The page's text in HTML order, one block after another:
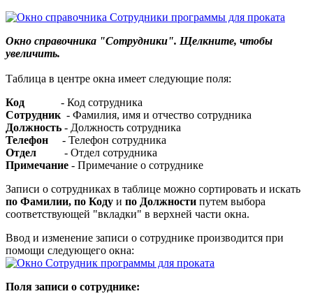
Окно справочника "Сотрудники". Щелкните, чтобы
увеличить.
Таблица в центре окна имеет следующие поля:
Код
- Код сотрудника
Сотрудник - Фамилия, имя и отчество сотрудника
Должность - Должность сотрудника
Телефон - Телефон сотрудника
Отдел - Отдел сотрудника
Примечание - Примечание о сотруднике
Записи о сотрудниках в таблице можно сортировать и искать
по Фамилии, по Коду и по Должности путем выбора
соответствующей "вкладки" в верхней части окна.
Ввод и изменение записи о сотруднике производится при
помощи следующего окна:
Поля записи о сотруднике: